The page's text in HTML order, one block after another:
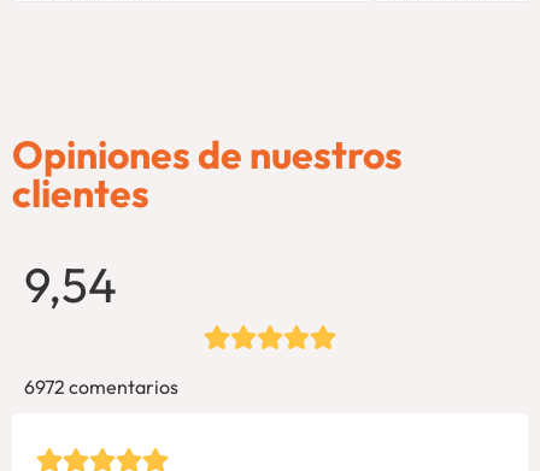
Opiniones de nuestros
clientes
9,54
6972 comentarios